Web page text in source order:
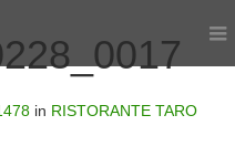
in RISTORANTE TARO